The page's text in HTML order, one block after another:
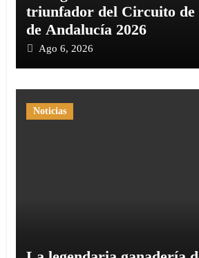
triunfador del Circuito de
de Andalucía 2026
Ago 6, 2026
Noticias